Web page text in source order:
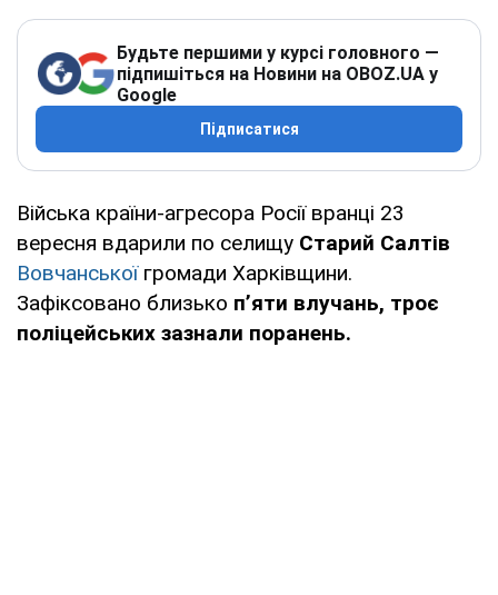
Будьте першими у курсі головного —
підпишіться на Новини на OBOZ.UA у
Google
Підписатися
Війська країни-агресора Росії вранці 23
вересня вдарили по селищу Старий Салтів
Вовчанськоїгромади Харківщини.
Зафіксовано близько п’яти влучань, троє
поліцейських зазнали поранень.